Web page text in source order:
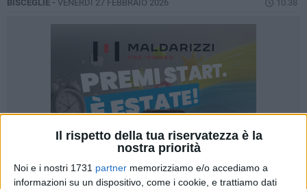
Il rispetto della tua riservatezza è la
nostra priorità
Noi e i nostri 1731 partner memorizziamo e/o accediamo a
informazioni su un dispositivo, come i cookie, e trattiamo dati
BISCEGLIE - VENERDÌ 27 FEBBRAIO 2026 10.38